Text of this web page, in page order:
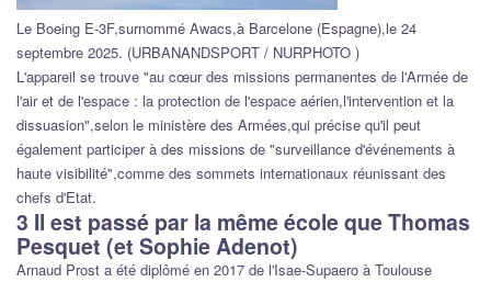
Le Boeing E-3F,surnommé Awacs,à Barcelone (Espagne),le 24
septembre 2025. (URBANANDSPORT / NURPHOTO )
L'appareil se trouve "au cœur des missions permanentes de l'Armée de
l'air et de l'espace : la protection de l'espace aérien,l'intervention et la
dissuasion",selon le ministère des Armées,qui précise qu'il peut
également participer à des missions de "surveillance d'événements à
haute visibilité",comme des sommets internationaux réunissant des
chefs d'Etat.
3 Il est passé par la même école que Thomas
Pesquet (et Sophie Adenot)
Arnaud Prost a été diplômé en 2017 de l'Isae-Supaero à Toulouse